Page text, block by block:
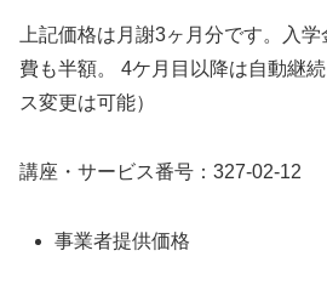
上記価格は月謝3ヶ月分です。入
費も半額。 4ケ月目以降は自動継
ス変更は可能）
講座・サービス番号：327-02-12
事業者提供価格